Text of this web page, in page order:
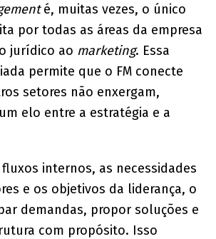
é, muitas vezes, o único
por todas as áreas da empresa
jurídico ao marketing. Essa
permite que o FM conecte
setores não enxergam,
elo entre a estratégia e a
internos, as necessidades
e os objetivos da liderança, o
demandas, propor soluções e
com propósito. Isso